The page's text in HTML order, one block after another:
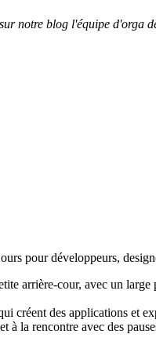
notre blog l'équipe d'orga
pour développeurs,
arrière-cour, avec un
créent des applications et
à la rencontre avec des